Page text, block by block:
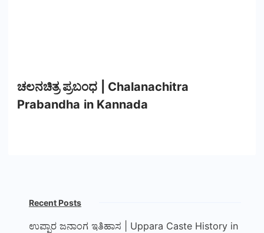
ಚಲನಚಿತ್ರ ಪ್ರಬಂಧ | Chalanachitra
Prabandha in Kannada
Recent Posts
ಉಪ್ಪಾರ ಜನಾಂಗ ಇತಿಹಾಸ | Uppara Caste History in